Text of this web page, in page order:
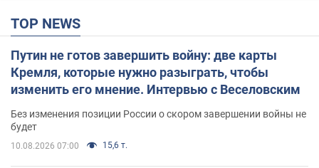
TOP NEWS
Путин не готов завершить войну: две карты
Кремля, которые нужно разыграть, чтобы
изменить его мнение. Интервью с Веселовским
Без изменения позиции России о скором завершении войны не
будет
10.08.2026 07:00 15,6 т.